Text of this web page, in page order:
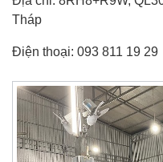
Tháp
Điện thoại: 093 811 19 29